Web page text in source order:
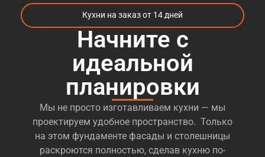
Кухни на заказ от 14 дней
Начните с
идеальной
планировки
Мы не просто изготавливаем кухни — мы
проектируем удобное пространство. Только
на этом фундаменте фасады и столешницы
раскроются полностью, сделав кухню по-